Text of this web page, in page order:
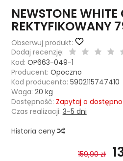
NEWSTONE WHITE
REKTYFIKOWANY
Obserwuj produkt:
Dodaj recenzję:
Kod: OP663-049-1
Producent: Opoczno
Kod producenta: 5902115747410
Waga: 20 kg
Dostępność: Zapytaj o
Czas realizacji: 3-5 dni
Historia ceny
159,90 zł